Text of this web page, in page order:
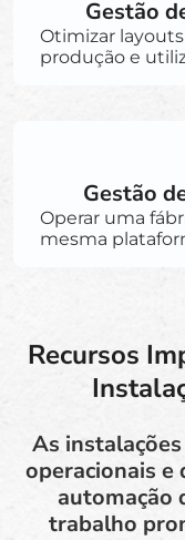
Gestão
Otimizar
produção e
Gestão
Operar uma
mesma
Recursos
As
operacionais e
automação
trabalho